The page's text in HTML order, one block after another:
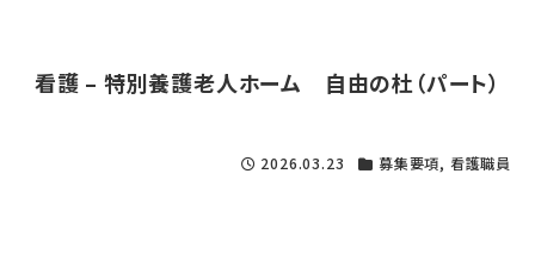
看護 – 特別養護老人ホーム 自由の杜（パート）
2026.03.23 募集要項, 看護職員